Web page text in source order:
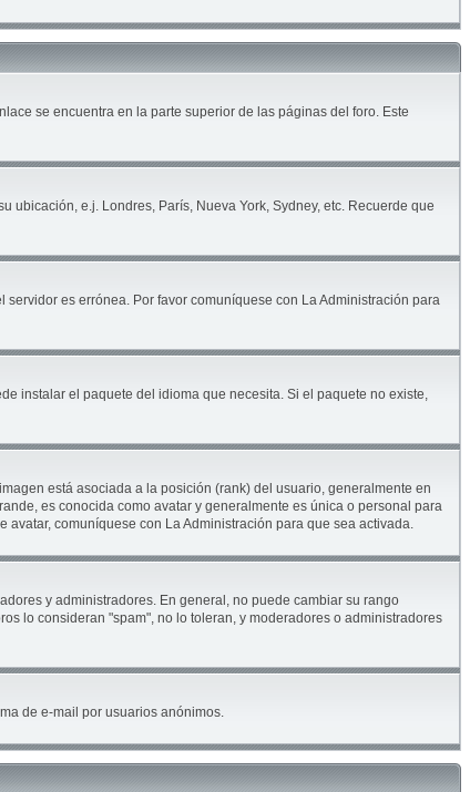
se encuentra en la parte superior de las páginas del foro. Este
e.j. Londres, París, Nueva York, Sydney, etc. Recuerde que
es errónea. Por favor comuníquese con La Administración para
instalar el paquete del idioma que necesita. Si el paquete no existe,
está asociada a la posición (rank) del usuario, generalmente en
es conocida como avatar y generalmente es única o personal para
comuníquese con La Administración para que sea activada.
y administradores. En general, no puede cambiar su rango
lo consideran "spam", no lo toleran, y moderadores o administradores
de e-mail por usuarios anónimos.